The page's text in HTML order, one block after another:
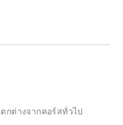
กต่างจากคอร์สทั่วไป